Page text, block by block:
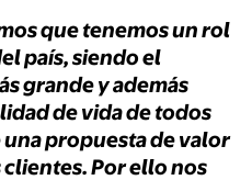
que tenemos un rol
país, siendo el
grande y además
de vida de todos
propuesta de valor
Por ello nos